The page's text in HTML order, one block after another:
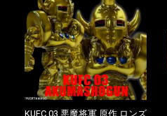
KUFC 03 悪魔将軍 原作 ロンズ